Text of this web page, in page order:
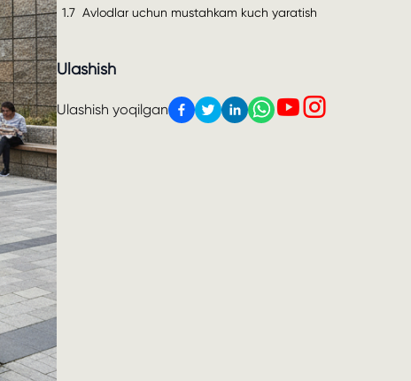
1.7 Avlodlar uchun mustahkam kuch yaratish
Ulashish
Ulashish yoqilgan